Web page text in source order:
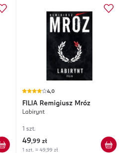
4,0
FILIA Remigiusz Mróz
Labirynt
1 szt.
49,99 zł
1 szt. = 49,99 zł